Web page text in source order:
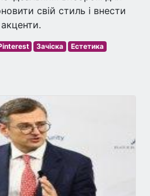
свій стиль і внести
Зачіска
Естетика